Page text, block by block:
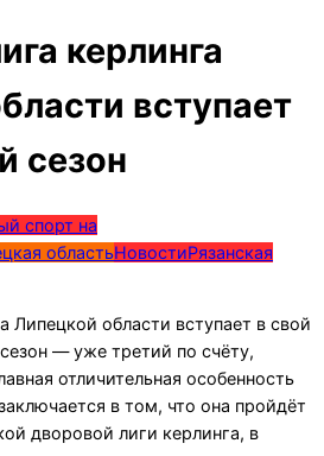
керлинга
вступает
сезон
спорт на
областьНовостиРязанская
Липецкой области вступает в свой
— уже третий по счёту,
отличительная особенность
в том, что она пройдёт
дворовой лиги керлинга, в